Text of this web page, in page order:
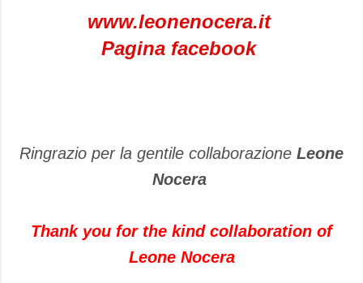
www.leonenocera.it
Pagina facebook
Ringrazio per la gentile collaborazione Leone
Nocera
Thank you for the kind collaboration of
Leone Nocera